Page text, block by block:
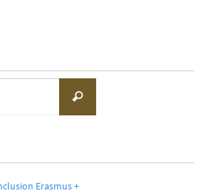
Recherche
Erasmus +